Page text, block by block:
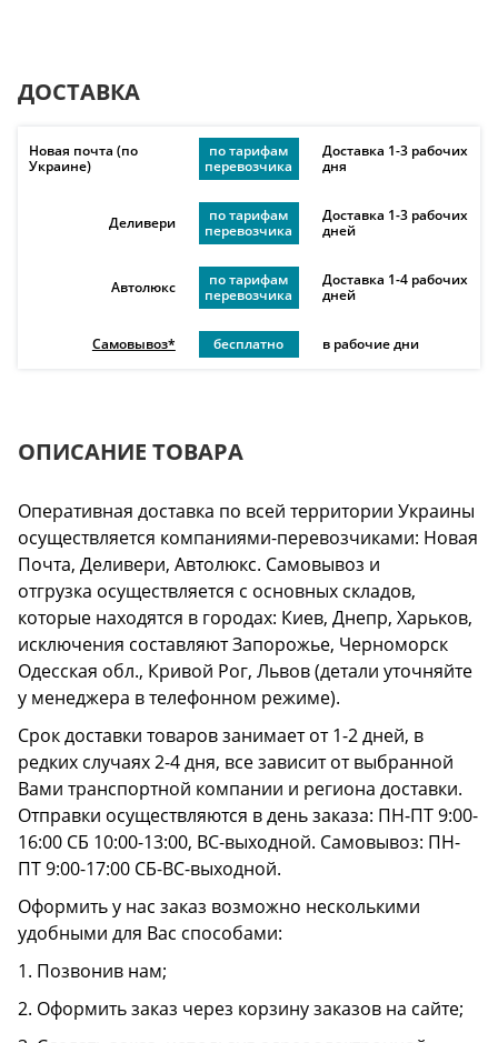
ДОСТАВКА
Новая почта (по
Украине)
по тарифам
перевозчика
Доставка 1-3 рабочих
дня
Деливери
по тарифам
перевозчика
Доставка 1-3 рабочих
дней
Автолюкс
по тарифам
перевозчика
Доставка 1-4 рабочих
дней
Самовывоз* бесплатно в рабочие дни
ОПИСАНИЕ ТОВАРА
Оперативная доставка по всей территории Украины
осуществляется компаниями-перевозчиками: Новая
Почта, Деливери, Автолюкс. Самовывоз и
отгрузка осуществляется с основных складов,
которые находятся в городах: Киев, Днепр, Харьков,
исключения составляют Запорожье, Черноморск
Одесская обл., Кривой Рог, Львов (детали уточняйте
у менеджера в телефонном режиме).
Срок доставки товаров занимает от 1-2 дней, в
редких случаях 2-4 дня, все зависит от выбранной
Вами транспортной компании и региона доставки.
Отправки осуществляются в день заказа: ПН-ПТ 9:00-
16:00 СБ 10:00-13:00, ВС-выходной. Самовывоз: ПН-
ПТ 9:00-17:00 СБ-ВС-выходной.
Оформить у нас заказ возможно несколькими
удобными для Вас способами:
1. Позвонив нам;
2. Оформить заказ через корзину заказов на сайте;